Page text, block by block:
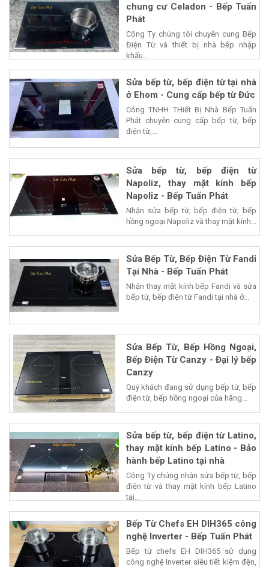
chung cư Celadon - Bếp Tuấn
Phát
Công Ty chúng tôi chuyên cung Bếp
Điện Từ và thiết bị nhà bếp nhập
khẩu...
Sửa bếp từ, bếp điện từ tại nhà
ở Ehom - Cung cấp bếp từ Đức
Công TNHH THiết Bị Nhà Bếp Tuấn
Phát chuyên cung cấp bếp từ, bếp
điện từ,...
Sửa bếp từ, bếp điện từ
Napoliz, thay mặt kính bếp
Napoliz - Bếp Tuấn Phát
Nhận sửa bếp từ, bếp điện từ, bếp
hồng ngoại Napoliz và thay mặt kính...
Sửa Bếp Từ, Bếp Điện Từ Fandi
Tại Nhà - Bếp Tuấn Phát
Nhận thay mặt kính bếp Fandi và sửa
bếp từ, bếp điện từ Fandi tại nhà ở...
Sửa Bếp Từ, Bếp Hồng Ngoại,
Bếp Điện Từ Canzy - Đại lý bếp
Canzy
Quý khách đang sử dụng bếp từ, bếp
điện từ, bếp hồng ngoại của hãng...
Sửa bếp từ, bếp điện từ Latino,
thay mặt kính bếp Latino - Bảo
hành bếp Latino tại nhà
Công Ty chúng nhận sửa bếp từ, bếp
điện từ và thay mặt kính bếp Latino
tại...
Bếp Từ Chefs EH DIH365 công
nghệ Inverter - Bếp Tuấn Phát
Bếp từ chefs EH DIH365 sử dụng
công nghệ Inverter siêu tiết kiệm đện,